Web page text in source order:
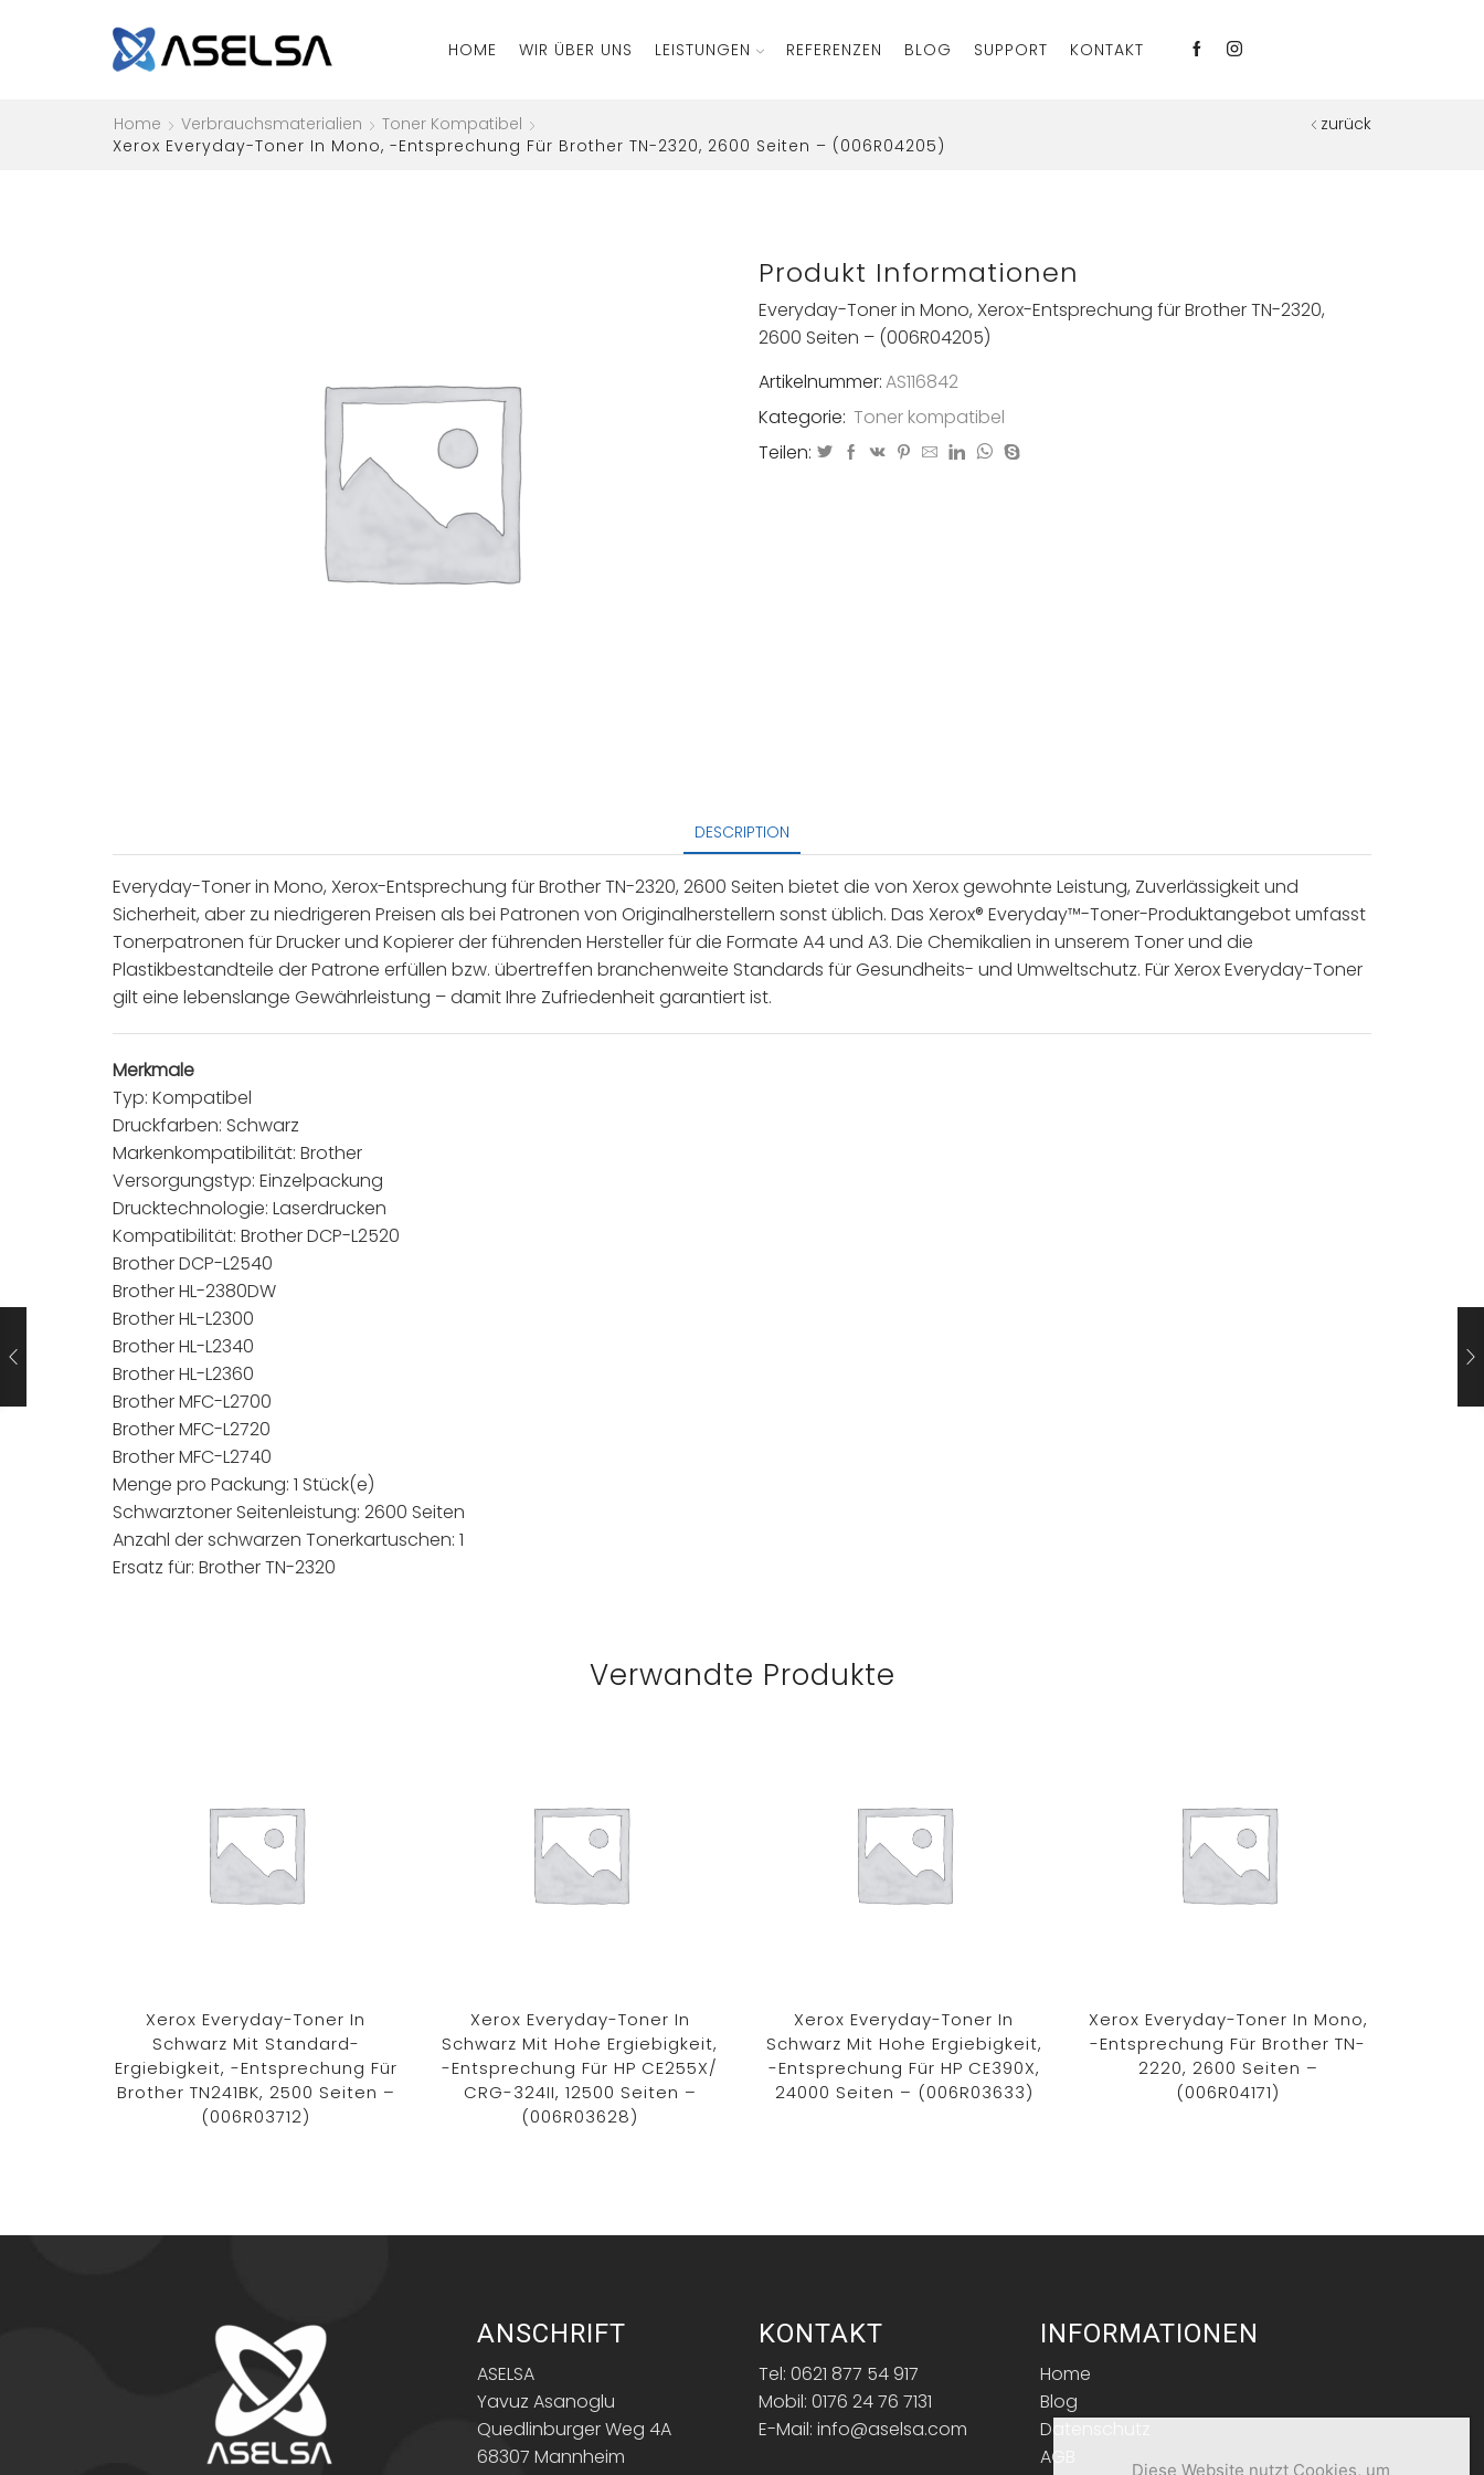
HOME WIR ÜBER UNS LEISTUNGEN REFERENZEN BLOG SUPPORT KONTAKT
Home Verbrauchsmaterialien
Toner Kompatibel
Xerox Everyday-Toner In Mono, -Entsprechung Für Brother TN-2320, 2600 Seiten – (006R04205)
zurück
Produkt Informationen
Everyday-Toner in Mono, Xerox-Entsprechung für Brother TN-2320,
2600 Seiten – (006R04205)
Artikelnummer:AS116842
Kategorie: Toner kompatibel
Teilen:
DESCRIPTION
Everyday-Toner in Mono, Xerox-Entsprechung für Brother TN-2320, 2600 Seiten bietet die von Xerox gewohnte Leistung, Zuverlässigkeit und
Sicherheit, aber zu niedrigeren Preisen als bei Patronen von Originalherstellern sonst üblich. Das Xerox® Everyday™-Toner-Produktangebot umfasst
Tonerpatronen für Drucker und Kopierer der führenden Hersteller für die Formate A4 und A3. Die Chemikalien in unserem Toner und die
Plastikbestandteile der Patrone erfüllen bzw. übertreffen branchenweite Standards für Gesundheits- und Umweltschutz. Für Xerox Everyday-Toner
gilt eine lebenslange Gewährleistung – damit Ihre Zufriedenheit garantiert ist.
Merkmale
Typ: Kompatibel
Druckfarben: Schwarz
Markenkompatibilität: Brother
Versorgungstyp: Einzelpackung
Drucktechnologie: Laserdrucken
Kompatibilität: Brother DCP-L2520
Brother DCP-L2540
Brother HL-2380DW
Brother HL-L2300
Brother HL-L2340
Brother HL-L2360
Brother MFC-L2700
Brother MFC-L2720
Brother MFC-L2740
Menge pro Packung: 1 Stück(e)
Schwarztoner Seitenleistung: 2600 Seiten
Anzahl der schwarzen Tonerkartuschen: 1
Ersatz für: Brother TN-2320
Verwandte Produkte
Xerox Everyday-Toner In
Schwarz Mit Standard-
Ergiebigkeit, -Entsprechung Für
Brother TN241BK, 2500 Seiten –
(006R03712)
Xerox Everyday-Toner In
Schwarz Mit Hohe Ergiebigkeit,
-Entsprechung Für HP CE255X/
CRG-324II, 12500 Seiten –
(006R03628)
Xerox Everyday-Toner In
Schwarz Mit Hohe Ergiebigkeit,
-Entsprechung Für HP CE390X,
24000 Seiten – (006R03633)
Xerox Everyday-Toner In Mono,
-Entsprechung Für Brother TN-
2220, 2600 Seiten –
(006R04171)
ANSCHRIFT
ASELSA
Yavuz Asanoglu
Quedlinburger Weg 4A
68307 Mannheim
KONTAKT
Tel: 0621 877 54 917
Mobil: 0176 24 76 7131
E-Mail: info@aselsa.com
INFORMATIONEN
Home
Blog
Datenschutz
AGB
Diese Website nutzt Cookies, um